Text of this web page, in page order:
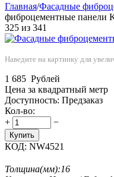
Главная/Фасадные
фиброцементные панели
325 из 341
Наведите на картинку для
1 685 Рублей
Цена за квадратный метр
Доступность: Предзаказ
Кол-во:
+
−
Купить
КОД: NW4521
Толщина(мм):16